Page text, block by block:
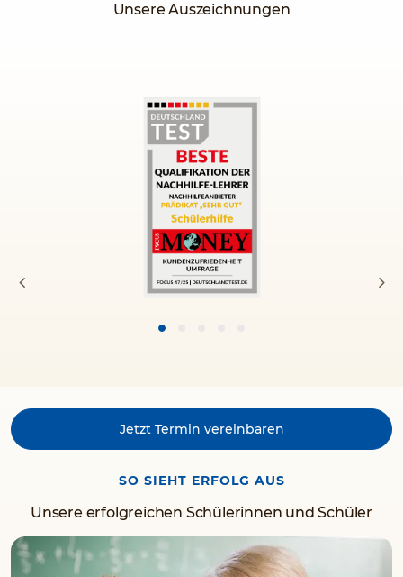
Unsere Auszeichnungen
Jetzt Termin vereinbaren
SO SIEHT ERFOLG AUS
Unsere erfolgreichen Schülerinnen und Schüler